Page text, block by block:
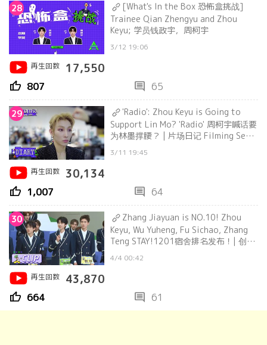
28
[What's In the Box 恐怖盒挑战]
Trainee Qian Zhengyu and Zhou
Keyu; 学员钱政宇，周柯宇
3/12 19:06
再生回数
17,550
thumb_up 807 comment 65
29
'Radio': Zhou Keyu is Going to
Support Lin Mo? 'Radio' 周柯宇喊话要
为林墨撑腰？ | 片场日记 Filming Set
3/11 19:45
再生回数
30,134
thumb_up 1,007 comment 64
30
Zhang Jiayuan is NO.10! Zhou
Keyu, Wu Yuheng, Fu Sichao, Zhang
Teng STAY!1201宿舍排名发布！| 创造
4/4 00:42
再生回数
43,870
thumb_up 664 comment 61